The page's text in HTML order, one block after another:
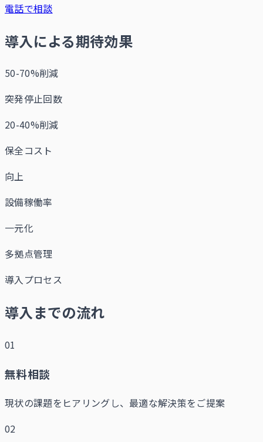
電話で相談
導入による期待効果
50-70%削減
突発停止回数
20-40%削減
保全コスト
向上
設備稼働率
一元化
多拠点管理
導入プロセス
導入までの流れ
01
無料相談
現状の課題をヒアリングし、最適な解決策をご提案
02